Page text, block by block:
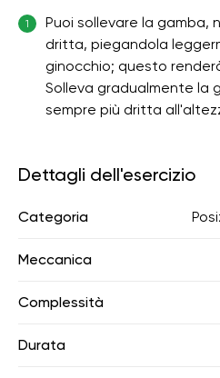
1
Puoi sollevare la gamba,
dritta, piegandola
ginocchio; questo
Solleva gradualmente la
sempre più dritta
Dettagli dell'esercizio
Categoria
Meccanica
Complessità
Durata